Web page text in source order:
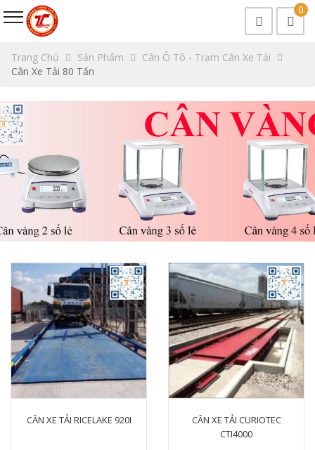
0
Trang Chủ Sản Phẩm
Cân Ô Tô - Trạm Cân Xe Tải
Cân Xe Tải 80 Tấn
CÂN XE TẢI RICELAKE 920I
CÂN XE TẢI CURIOTEC
CTI4000